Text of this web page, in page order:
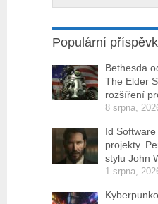
Populární
Bethesda
The Elder
rozšíření
8 srpna,
Id
projekty.
stylu John
1 srpna,